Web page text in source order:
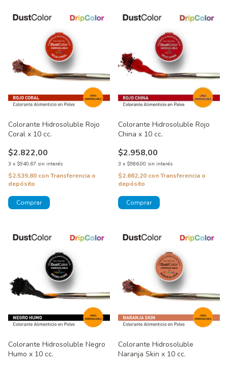
Colorante Hidrosoluble Rojo
Coral x 10 cc.
$2.822,00
3 x $940,67 sin interés
$2.539,80 conTransferencia o
depósito
Colorante Hidrosoluble Rojo
China x 10 cc.
$2.958,00
3 x $986,00 sin interés
$2.662,20 conTransferencia o
depósito
Colorante Hidrosoluble Negro
Humo x 10 cc.
Colorante Hidrosoluble
Naranja Skin x 10 cc.